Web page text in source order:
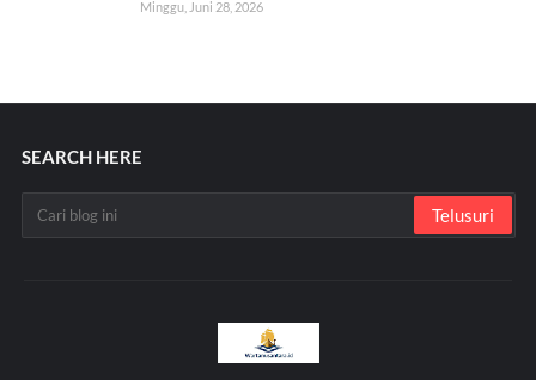
Minggu, Juni 28, 2026
SEARCH HERE